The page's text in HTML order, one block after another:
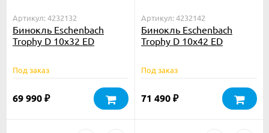
Артикул: 4232132
Бинокль Eschenbach
Trophy D 10x32 ED
Под заказ
69 990 ₽
Артикул: 4232142
Бинокль Eschenbach
Trophy D 10x42 ED
Под заказ
71 490 ₽